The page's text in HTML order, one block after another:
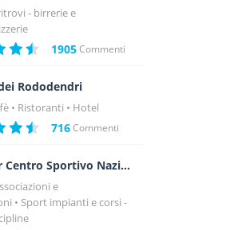
- birrerie e
1905Commenti
Rododendri
Ristoranti Hotel
716Commenti
Bluriver Centro Sportivo Nazionale
e
Sport impianti e corsi -